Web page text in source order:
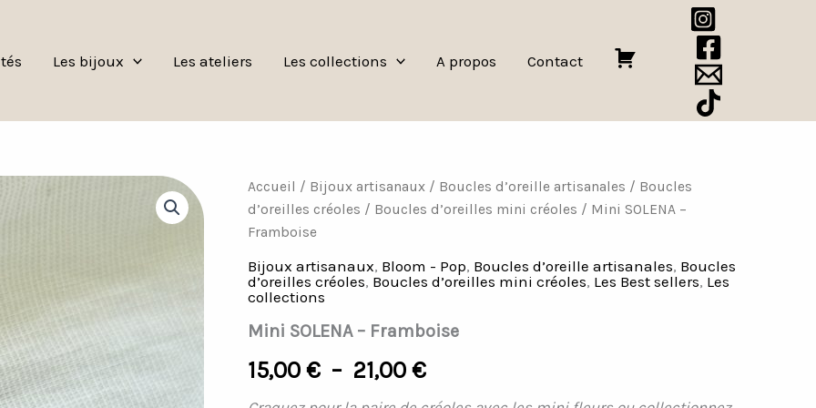
Les bijoux Les ateliers Les collections A propos Contact
P
n
r
Accueil / Bijoux artisanaux / Boucles d’oreille artisanales / Boucles
d’oreilles créoles / Boucles d’oreilles mini créoles / Mini SOLENA –
Framboise
Bijoux artisanaux, Bloom - Pop, Boucles d’oreille artisanales, Boucles
d’oreilles créoles, Boucles d’oreilles mini créoles, Les Best sellers, Les
collections
Mini SOLENA – Framboise
15,00 € – 21,00 €
Plage
prix :
quantité
de
SOLENA
Framboise